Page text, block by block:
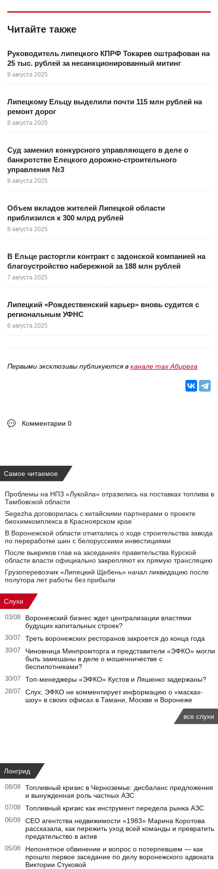
Читайте также
Руководитель липецкого КПРФ Токарев оштрафован на
25 тыс. рублей за несанкционированный митинг
8 августа 2025
Липецкому Ельцу выделили почти 115 млн рублей на
ремонт дорог
8 августа 2025
Суд заменил конкурсного управляющего в деле о
банкротстве Елецкого дорожно-строительного
управления №3
8 августа 2025
Объем вкладов жителей Липецкой области
приблизился к 300 млрд рублей
8 августа 2025
В Ельце расторгли контракт с задонской компанией на
благоустройство набережной за 188 млн рублей
7 августа 2025
Липецкий «Рождественский карьер» вновь судится с
региональным УФНС
6 августа 2025
Первыми эксклюзивы публикуются в канале max Абирега
Комментарии 0
Самое читаемое
Проблемы на НПЗ «Лукойла» отразились на поставках топлива в
Тамбовской области
Segezha договорилась с китайскими партнерами о проекте
биохимкомплекса в Красноярском крае
В Воронежской области отчитались о ходе строительства завода
по переработке шин с белорусскими инвестициями
После выкриков глав на заседаниях правительства Курской
области власти официально закрепляют их прямую трансляцию
Грузоперевозчик «Липецкий Щебень» начал ликвидацию после
полутора лет работы без прибыли
Слухи
03/08
Воронежский бизнес ждет централизации властями
будущих капитальных строек?
30/07 Треть воронежских ресторанов закроется до конца года
30/07
Чиновница Минпромторга и представители «ЭФКО» могли
быть замешаны в деле о мошенничестве с
беспилотниками?
30/07 Топ-менеджеры «ЭФКО» Кустов и Ляшенко задержаны?
28/07
Слух: ЭФКО не комментирует информацию о «масках-
шоу» в своих офисах в Тамани, Москве и Воронеже
все слухи
Лонгрид
08/08
Топливный кризис в Черноземье: дисбаланс предложения
и вынужденная роль частных АЗС
07/08 Топливный кризис как инструмент передела рынка АЗС
06/08
CEO агентства недвижимости «1983» Марина Коротова
рассказала, как пережить уход всей команды и превратить
предательство в актив
05/08
Непонятное обвинение и вопрос о потерпевшем — как
прошло первое заседание по делу воронежского адвоката
Виктории Стуковой